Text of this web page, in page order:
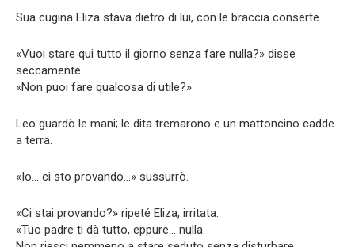
Sua cugina Eliza stava dietro di lui, con le braccia conserte.
«Vuoi stare qui tutto il giorno senza fare nulla?» disse
seccamente.
«Non puoi fare qualcosa di utile?»
Leo guardò le mani; le dita tremarono e un mattoncino cadde
a terra.
«Io… ci sto provando…» sussurrò.
«Ci stai provando?» ripeté Eliza, irritata.
«Tuo padre ti dà tutto, eppure… nulla.